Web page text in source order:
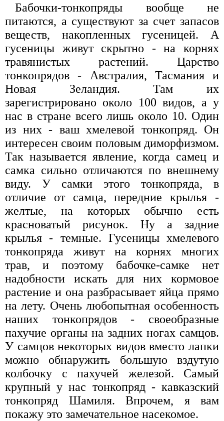
Бабочки-тонкопряды вообще не
питаются, а существуют за счет запасов
веществ, накопленных гусеницей. А
гусеницы живут скрытно - на корнях
травянистых растений. Царство
тонкопрядов - Австралия, Тасмания и
Новая Зеландия. Там их
зарегистрировано около 100 видов, а у
нас в стране всего лишь около 10. Один
из них - ваш хмелевой тонкопряд. Он
интересен своим половым диморфизмом.
Так называется явление, когда самец и
самка сильно отличаются по внешнему
виду. У самки этого тонкопряда, в
отличие от самца, передние крылья -
желтые, на которых обычно есть
красноватый рисунок. Ну а задние
крылья - темные. Гусеницы хмелевого
тонкопряда живут на корнях многих
трав, и поэтому бабочке-самке нет
надобности искать для них кормовое
растение и она разбрасывает яйца прямо
на лету. Очень любопытная особенность
наших тонкопрядов - своеобразные
пахучие органы на задних ногах самцов.
У самцов некоторых видов вместо лапки
можно обнаружить большую вздутую
колбочку с пахучей железой. Самый
крупный у нас тонкопряд - кавказский
тонкопряд Шамиля. Впрочем, я вам
покажу это замечательное насекомое.